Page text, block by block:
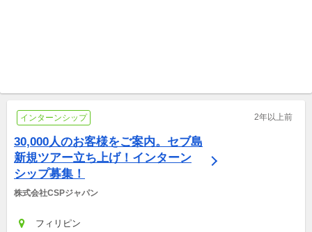
インターンシップ 2年以上前
30,000人のお客様をご案内。セブ島
新規ツアー立ち上げ！インターン
シップ募集！
株式会社CSPジャパン
フィリピン